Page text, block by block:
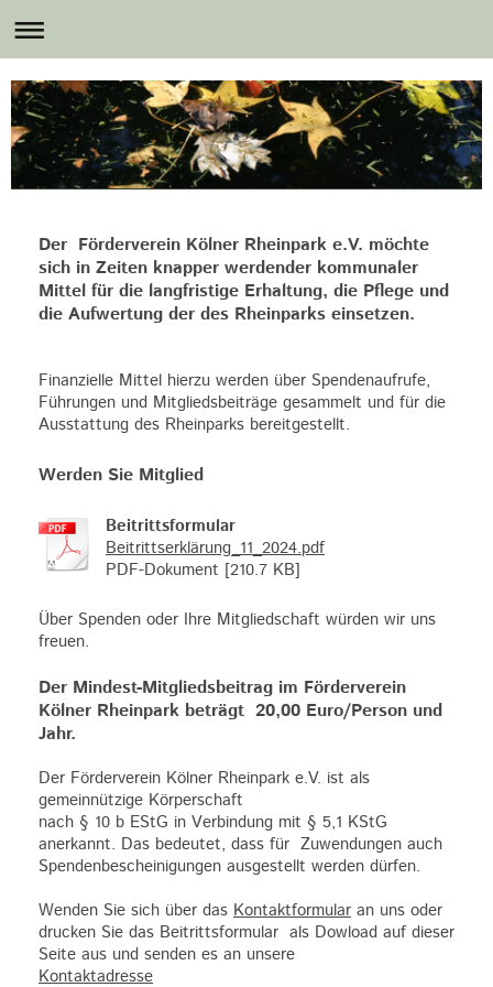
Der Förderverein Kölner Rheinpark e.V. möchte
sich in Zeiten knapper werdender kommunaler
Mittel für die langfristige Erhaltung, die Pflege und
die Aufwertung der des Rheinparks einsetzen.
Finanzielle Mittel hierzu werden über Spendenaufrufe,
Führungen und Mitgliedsbeiträge gesammelt und für die
Ausstattung des Rheinparks bereitgestellt.
Werden Sie Mitglied
Beitrittsformular
Beitrittserklärung_11_2024.pdf
PDF-Dokument [210.7 KB]
Über Spenden oder Ihre Mitgliedschaft würden wir uns
freuen.
Der Mindest-Mitgliedsbeitrag im Förderverein
Kölner Rheinpark beträgt 20,00 Euro/Person und
Jahr.
Der Förderverein Kölner Rheinpark e.V. ist als
gemeinnützige Körperschaft
nach § 10 b EStG in Verbindung mit § 5,1 KStG
anerkannt. Das bedeutet, dass für Zuwendungen auch
Spendenbescheinigungen ausgestellt werden dürfen.
Wenden Sie sich über das Kontaktformular an uns oder
drucken Sie das Beitrittsformular als Dowload auf dieser
Seite aus und senden es an unsere
Kontaktadresse